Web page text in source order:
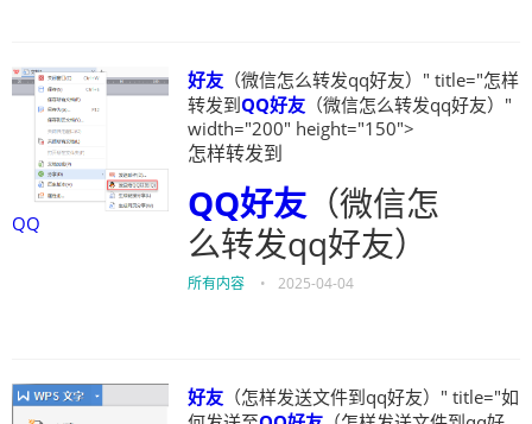
QQ
好友 （微信怎么转发qq好友）" title="怎样
转发到QQ好友 （微信怎么转发qq好友）"
width="200" height="150">
怎样转发到
QQ好友（微信怎
么转发qq好友）
所有内容 • 2025-04-04
好友 （怎样发送文件到qq好友）" title="如